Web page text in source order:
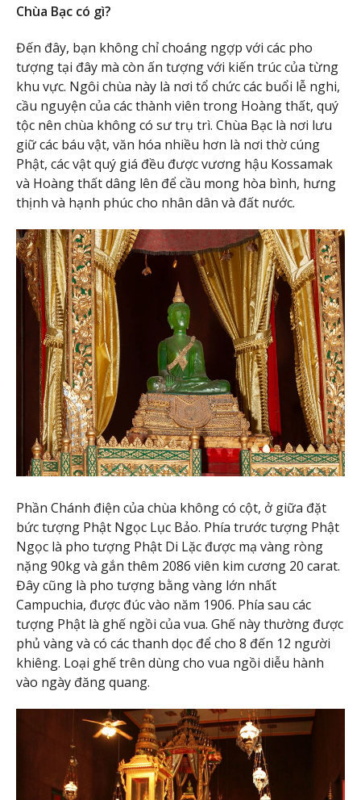
Chùa Bạc có gì?
Đến đây, bạn không chỉ choáng ngợp với các pho
tượng tại đây mà còn ấn tượng với kiến trúc của từng
khu vực. Ngôi chùa này là nơi tổ chức các buổi lễ nghi,
cầu nguyện của các thành viên trong Hoàng thất, quý
tộc nên chùa không có sư trụ trì. Chùa Bạc là nơi lưu
giữ các báu vật, văn hóa nhiều hơn là nơi thờ cúng
Phật, các vật quý giá đều được vương hậu Kossamak
và Hoàng thất dâng lên để cầu mong hòa bình, hưng
thịnh và hạnh phúc cho nhân dân và đất nước.
Phần Chánh điện của chùa không có cột, ở giữa đặt
bức tượng Phật Ngọc Lục Bảo. Phía trước tượng Phật
Ngọc là pho tượng Phật Di Lặc được mạ vàng ròng
nặng 90kg và gắn thêm 2086 viên kim cương 20 carat.
Đây cũng là pho tượng bằng vàng lớn nhất
Campuchia, được đúc vào năm 1906. Phía sau các
tượng Phật là ghế ngồi của vua. Ghế này thường được
phủ vàng và có các thanh dọc để cho 8 đến 12 người
khiêng. Loại ghế trên dùng cho vua ngồi diễu hành
vào ngày đăng quang.